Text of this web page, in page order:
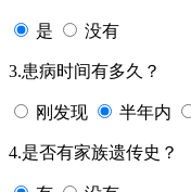
是 没有
3.患病时间有多久？
刚发现 半年内
4.是否有家族遗传史？